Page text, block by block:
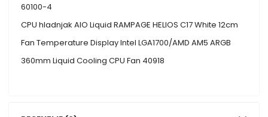
60100-4
CPU hladnjak AIO Liquid RAMPAGE HELIOS C17 White 12cm
Fan Temperature Display Intel LGA1700/AMD AM5 ARGB
360mm Liquid Cooling CPU Fan 40918